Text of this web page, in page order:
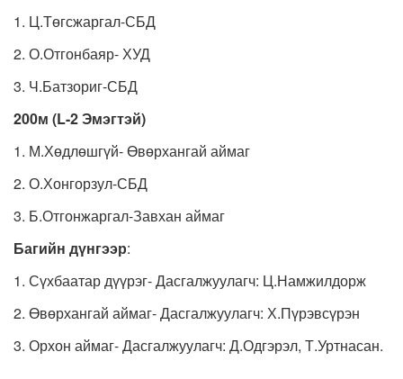
1. Ц.Төгсжаргал-СБД
2. О.Отгонбаяр- ХУД
3. Ч.Батзориг-СБД
200м (L-2 Эмэгтэй)
1. М.Хөдлөшгүй- Өвөрхангай аймаг
2. О.Хонгорзул-СБД
3. Б.Отгонжаргал-Завхан аймаг
Багийн дүнгээр:
1. Сүхбаатар дүүрэг- Дасгалжуулагч: Ц.Намжилдорж
2. Өвөрхангай аймаг- Дасгалжуулагч: Х.Пүрэвсүрэн
3. Орхон аймаг- Дасгалжуулагч: Д.Одгэрэл, Т.Уртнасан.